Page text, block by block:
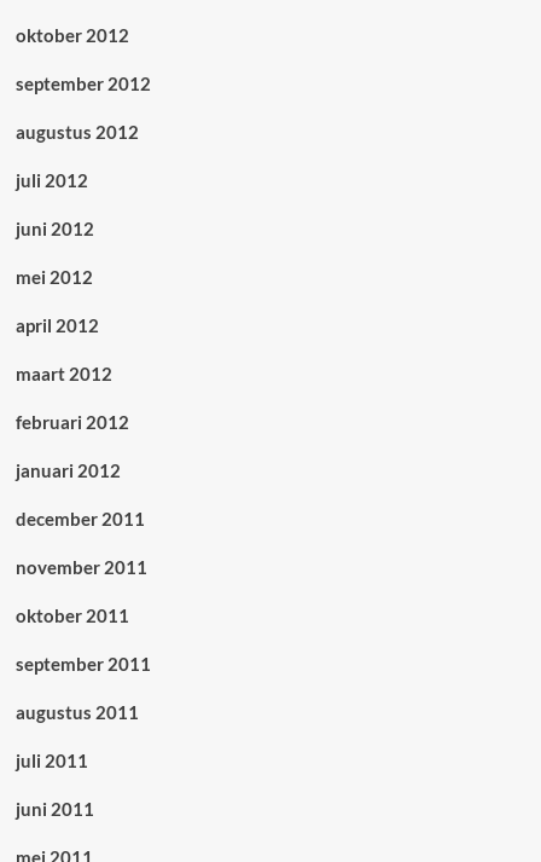
oktober 2012
september 2012
augustus 2012
juli 2012
juni 2012
mei 2012
april 2012
maart 2012
februari 2012
januari 2012
december 2011
november 2011
oktober 2011
september 2011
augustus 2011
juli 2011
juni 2011